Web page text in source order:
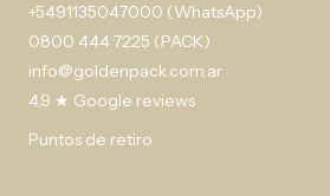
+5491135047000 (WhatsApp)
0800 444 7225 (PACK)
info@goldenpack.com.ar
4,9 ★ Google reviews
Puntos de retiro